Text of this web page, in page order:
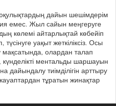
дайын шешімдерім
емес. Жыл сайын меңгеруге
көлемі айтарлықтай көбейіп
уақыт жеткіліксіз. Осы
мақсатында, олардан талап
күнделікті ментальды шаршауын
тиімділігін арттыру
тұратын жинақтар